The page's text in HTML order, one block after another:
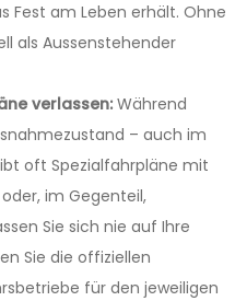
Fest am Leben erhält. Ohne
als Aussenstehender
verlassen: Während
– auch im
oft Spezialfahrpläne mit
im Gegenteil,
Sie sich nie auf Ihre
Sie die offiziellen
für den jeweiligen